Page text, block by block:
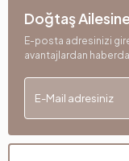
Doğtaş Ailesine
E-posta adresinizi
avantajlardan